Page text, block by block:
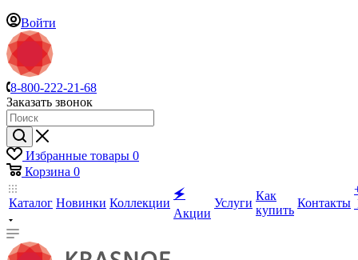
Войти
8-800-222-21-68
Заказать звонок
Избранные товары 0
Корзина 0
Каталог Новинки Коллекции
🗲
Акции
Услуги
Как
купить
Контакты